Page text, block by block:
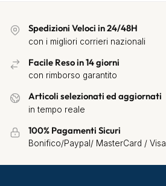
Spedizioni Veloci in 24/48H
con i migliori corrieri nazionali
Facile Reso in 14 giorni
con rimborso garantito
Articoli selezionati ed aggiornati
in tempo reale
100% Pagamenti Sicuri
Bonifico/Paypal/ MasterCard / Visa